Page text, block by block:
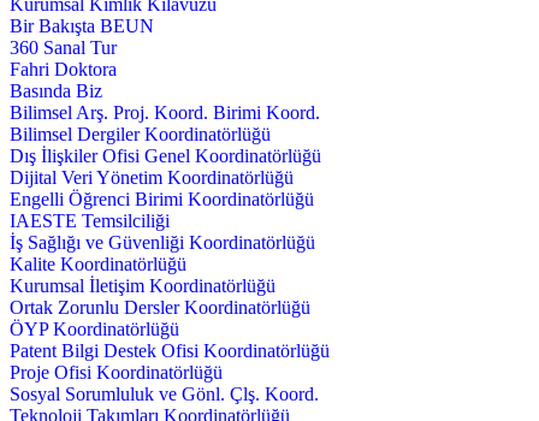
Kurumsal Kimlik Kılavuzu
Bir Bakışta BEUN
360 Sanal Tur
Fahri Doktora
Basında Biz
Bilimsel Arş. Proj. Koord. Birimi Koord.
Bilimsel Dergiler Koordinatörlüğü
Dış İlişkiler Ofisi Genel Koordinatörlüğü
Dijital Veri Yönetim Koordinatörlüğü
Engelli Öğrenci Birimi Koordinatörlüğü
IAESTE Temsilciliği
İş Sağlığı ve Güvenliği Koordinatörlüğü
Kalite Koordinatörlüğü
Kurumsal İletişim Koordinatörlüğü
Ortak Zorunlu Dersler Koordinatörlüğü
ÖYP Koordinatörlüğü
Patent Bilgi Destek Ofisi Koordinatörlüğü
Proje Ofisi Koordinatörlüğü
Sosyal Sorumluluk ve Gönl. Çlş. Koord.
Teknoloji Takımları Koordinatörlüğü